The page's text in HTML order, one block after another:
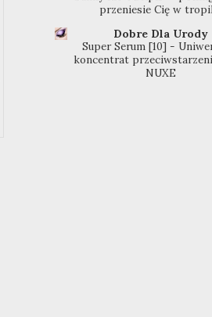
przeniesie Cię w
Dobre Dla Urody
Super Serum [10] -
koncentrat
NUXE